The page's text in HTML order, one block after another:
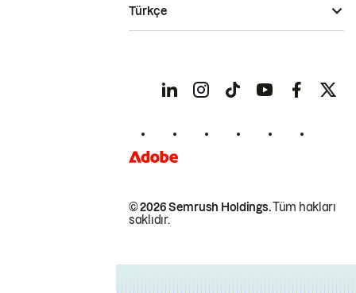
© 2026 Semrush Holdings.Tüm hakları
saklıdır.
Türkçe